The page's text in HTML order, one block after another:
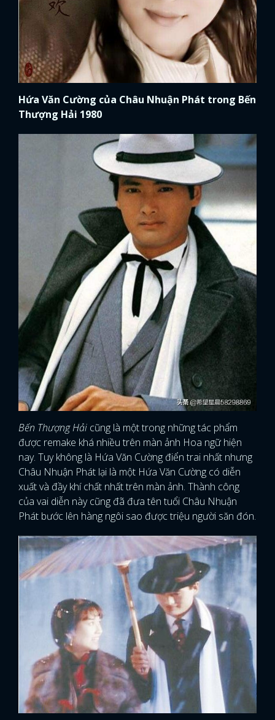
x
ĐĂNG NHẬP
Hứa Văn Cường của Châu Nhuận Phát trong Bến
Thượng Hải 1980
Bến Thượng Hải cũng là một trong những tác phẩm
được remake khá nhiều trên màn ảnh Hoa ngữ hiện
nay. Tuy không là Hứa Văn Cường điển trai nhất nhưng
Châu Nhuận Phát lại là một Hứa Văn Cường có diễn
xuất và đầy khí chất nhất trên màn ảnh. Thành công
của vai diễn này cũng đã đưa tên tuổi Châu Nhuận
Phát bước lên hàng ngôi sao được triệu người săn đón.